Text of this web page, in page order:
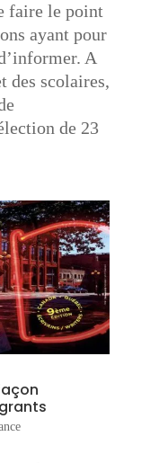
faire le point
ayant pour
A
des scolaires,
de 23